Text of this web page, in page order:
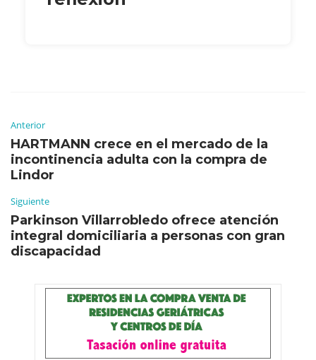
Anterior
HARTMANN crece en el mercado de la
incontinencia adulta con la compra de
Lindor
Siguiente
Parkinson Villarrobledo ofrece atención
integral domiciliaria a personas con gran
discapacidad